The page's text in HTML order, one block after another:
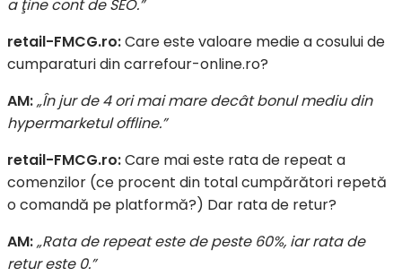
a ţine cont de SEO.”
retail-FMCG.ro:Care este valoare medie a cosului de
cumparaturi din carrefour-online.ro?
AM:„În jur de 4 ori mai mare decât bonul mediu din
hypermarketul offline.”
retail-FMCG.ro:Care mai este rata de repeat a
comenzilor (ce procent din total cumpărători repetă
o comandă pe platformă?) Dar rata de retur?
AM:„Rata de repeat este de peste 60%, iar rata de
retur este 0.”